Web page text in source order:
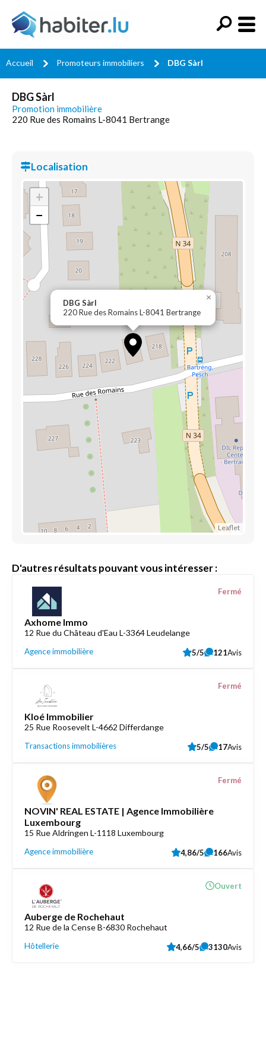
Accueil Promoteurs immobiliers DBG Sàrl
DBG Sàrl
Promotion immobilière
220 Rue des Romains L-8041 Bertrange
Localisation
DBG Sàrl
220 Rue des Romains L-8041 Bertrange
×
+
−
Leaflet
D'autres résultats pouvant vous intéresser :
Axhome Immo
12 Rue du Château d'Eau L-3364 Leudelange
Agence immobilière
Fermé
5/5 121Avis
Kloé Immobilier
25 Rue Roosevelt L-4662 Differdange
Transactions immobilières
Fermé
5/5 17Avis
NOVIN' REAL ESTATE | Agence Immobilière
Luxembourg
15 Rue Aldringen L-1118 Luxembourg
Agence immobilière
Fermé
4,86/5 166Avis
Auberge de Rochehaut
12 Rue de la Cense B-6830 Rochehaut
Hôtellerie
Ouvert
4,66/5 3130Avis